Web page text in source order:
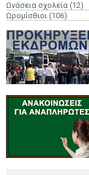
Ωνάσεια σχολεία (12)
Ωρομίσθιοι (106)